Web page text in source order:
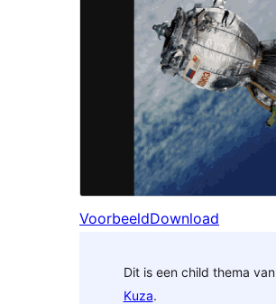
VoorbeeldDownload
Dit is een child thema van
Kuza.